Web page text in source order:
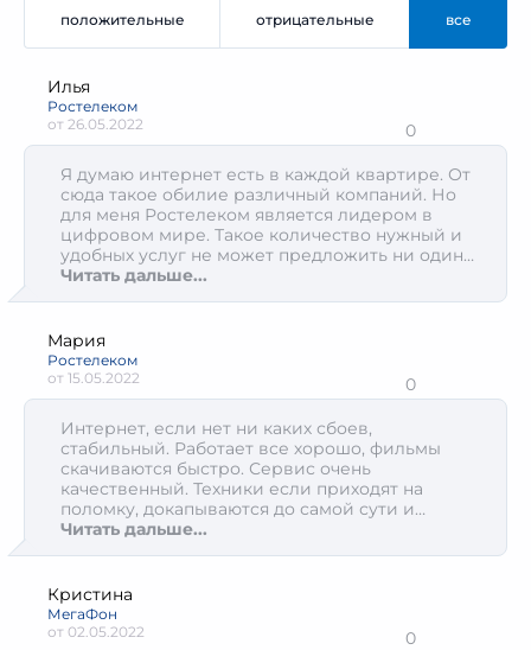
положительные отрицательные все
0
Я думаю интернет есть в каждой квартире. От
сюда такое обилие различный компаний. Но
для меня Ростелеком является лидером в
цифровом мире. Такое количество нужный и
удобных услуг не может предложить ни один
провайдер. И я не говорю про Интернет.
провода не болтались - пожалуйста.
Собственный кинотеатр - пожалуйста.
Видеонаблюдение, новый дом, антивирусы и
тд. Подключайтесь к этому провайдеру и
Читать дальше...
Илья
Ростелеком
от 26.05.2022
0
Интернет, если нет ни каких сбоев,
стабильный. Работает все хорошо, фильмы
скачиваются быстро. Сервис очень
качественный. Техники если приходят на
поломку, докапываются до самой сути и
устраняют все проблемы. За такие услуги
Читать дальше...
Мария
Ростелеком
от 15.05.2022
0
Кристина
МегаФон
от 02.05.2022